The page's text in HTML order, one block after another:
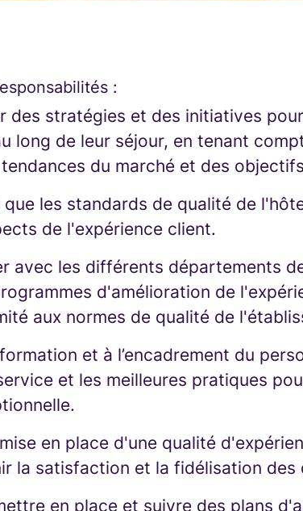
:
des stratégies et des initiatives
long de leur séjour, en tenant
du marché et des
que les standards de qualité de
de l'expérience client.
avec les différents départements
d'amélioration de
aux normes de qualité de
et à l’encadrement du
et les meilleures pratiques
en place d'une qualité
la satisfaction et la fidélisation des
en place et suivre des plans